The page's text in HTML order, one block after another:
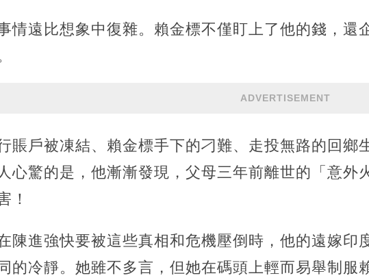
情遠比想象中復雜。賴金標不僅盯上了他的錢，還
ADVERTISEMENT
賬戶被凍結、賴金標手下的刁難、走投無路的回鄉
心驚的是，他漸漸發現，父母三年前離世的「意外
！
陳進強快要被這些真相和危機壓倒時，他的遠嫁印
的冷靜。她雖不多言，但她在碼頭上輕而易舉制服